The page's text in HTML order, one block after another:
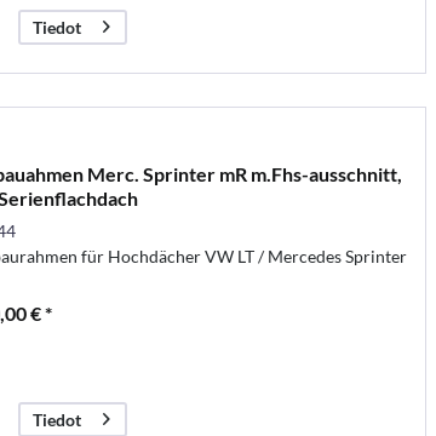
Tiedot
Merc. Sprinter mR m.Fhs-ausschnitt,
für Hochdächer VW LT / Mercedes Sprinter
€ *
Tiedot